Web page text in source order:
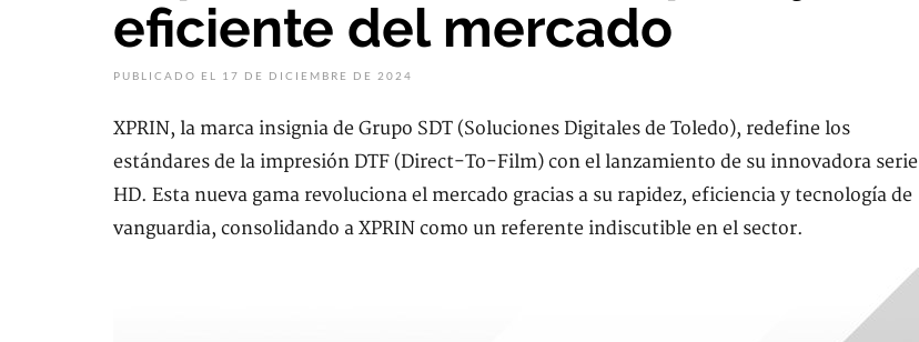
eficiente del mercado
PUBLICADO EL 17 DE DICIEMBRE DE 2024
XPRIN, la marca insignia de Grupo SDT (Soluciones Digitales de Toledo), redefine los
estándares de la impresión DTF (Direct-To-Film) con el lanzamiento de su innovadora serie
HD. Esta nueva gama revoluciona el mercado gracias a su rapidez, eficiencia y tecnología de
vanguardia, consolidando a XPRIN como un referente indiscutible en el sector.